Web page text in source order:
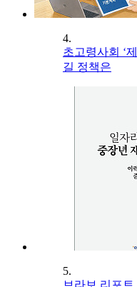
4.
초고령사회 ‘
길 정책은
5.